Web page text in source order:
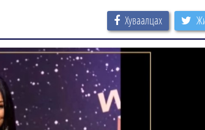
Хуваалцах